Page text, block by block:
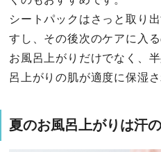
シートパックはさっと取り
すし、その後次のケアに入る
お風呂上がりだけでなく、
呂上がりの肌が適度に保湿さ
夏のお風呂上がりは汗